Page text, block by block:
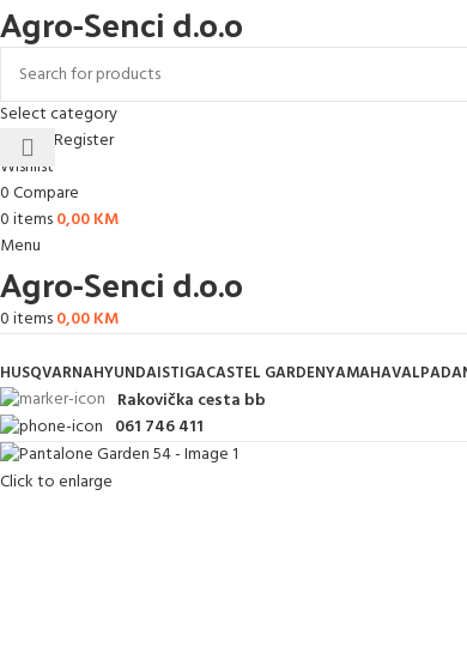
Agro-Senci d.o.o
Select category
Login / Register
Wishlist
0Compare
0items0,00KM
Menu
Agro-Senci d.o.o
0items0,00KM
HUSQVARNAHYUNDAISTIGACASTEL GARDENYAMAHA
Rakovička cesta bb
061 746 411
Click to enlarge